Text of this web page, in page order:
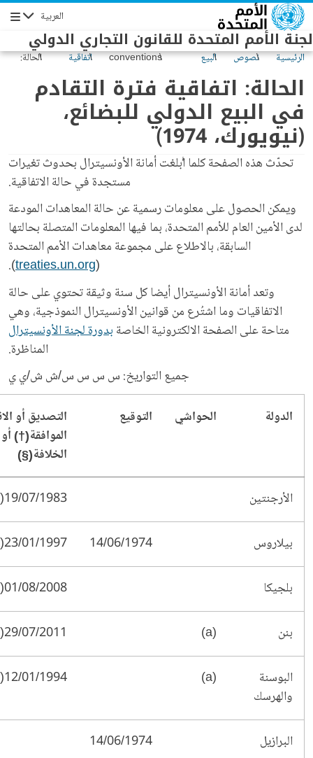
Skip to main content العربية
لجنة الأمم المتحدة للقانون التجاري الدولي
الرئيسية
نصوص
البيع
للبضائع
والمعاملات
المتصلة به
conventions
اتفاقية
التقادم
في البيع
الدولي
للبضائع
1974)
الحالة:
فترة
التقادم
(نيويورك،
1974)
الحالة: اتفاقية فترة التقادم
في البيع الدولي للبضائع،
(نيويورك، 1974)
تحدّث هذه الصفحة كلما أُبلغت أمانة الأونسيترال بحدوث تغيرات
مستجدة في حالة الاتفاقية.
ويمكن الحصول على معلومات رسمية عن حالة المعاهدات المودعة
لدى الأمين العام للأمم المتحدة، بما فيها المعلومات المتصلة بحالتها
السابقة، بالاطلاع على مجموعة معاهدات الأمم المتحدة
(
treaties.un.org
).
وتعد أمانة الأونسيترال أيضا كل سنة وثيقة تحتوي على حالة
الاتفاقيات وما اشتُرع من قوانين الأونسيترال النموذجية، وهي
متاحة على الصفحة الالكترونية الخاصة بدورة لجنة الأونسيترال
المناظرة.
جميع التواريخ: س س س س/ش ش/ي ي
الدولة الحواشي التوقيع
التصديق أو
الموافقة(†)
الخلافة(§)
الأرجنتين 19/07/1983(*)
بيلاروس 14/06/1974
23/01/1997(*)
بلجيكا 01/08/2008(†)
بنن (a)
29/07/2011(*)
البوسنة
والهرسك
(a)
12/01/1994(§)
البرازيل 14/06/1974